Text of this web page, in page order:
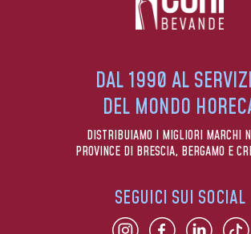
DAL 1990 AL
DEL MONDO
DISTRIBUIAMO I MIGLIORI MARCHI
PROVINCE DI BRESCIA, BERGAMO E
SEGUICI SUI SOCIAL